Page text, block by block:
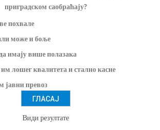
приградском саобраћају?
похвале
може и боље
имају више полазака
им лошег квалитета и стално касне
јавни превоз
Види резултате